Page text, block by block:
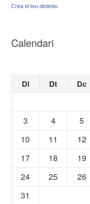
Crea el teu distintiu
Calendari
Dl Dt Dc
3
4 5
10
11 12
17
18 19
24
25 26
31